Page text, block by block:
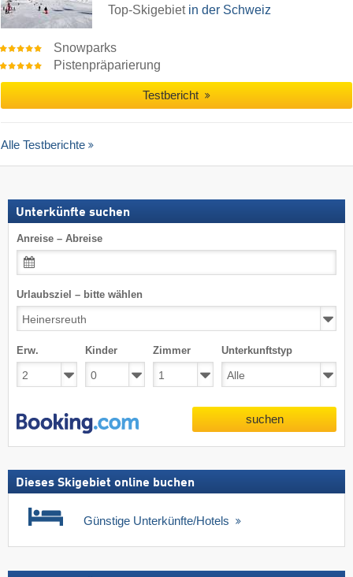
Top-Skigebiet in der Schweiz
Snowparks
Pistenpräparierung
Testbericht
Alle Testberichte
Unterkünfte suchen
Anreise – Abreise
Urlaubsziel – bitte wählen
Erw. Kinder Zimmer Unterkunftstyp
suchen
Dieses Skigebiet online buchen
Günstige Unterkünfte/Hotels